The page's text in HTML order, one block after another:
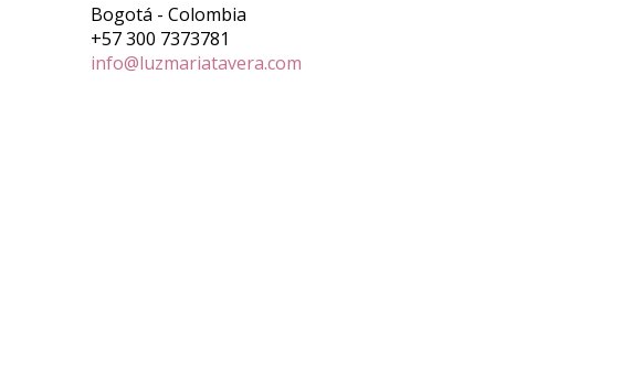
Bogotá - Colombia
+57 300 7373781
info@luzmariatavera.com